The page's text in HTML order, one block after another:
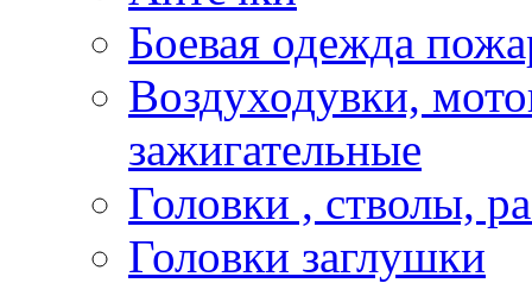
Боевая одежда
Воздуходувки,
зажигательные
Головки , стволы,
Головки заглушки